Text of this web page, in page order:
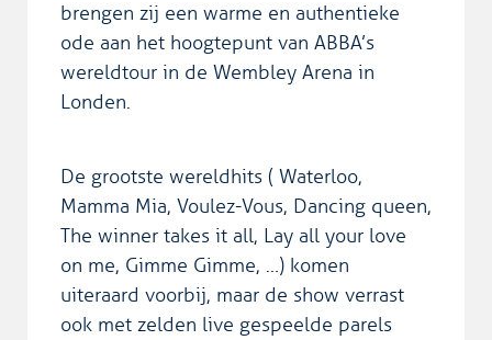
brengen zij een warme en authentieke
ode aan het hoogtepunt van ABBA’s
wereldtour in de Wembley Arena in
Londen.
De grootste wereldhits ( Waterloo,
Mamma Mia, Voulez-Vous, Dancing queen,
The winner takes it all, Lay all your love
on me, Gimme Gimme, …) komen
uiteraard voorbij, maar de show verrast
ook met zelden live gespeelde parels